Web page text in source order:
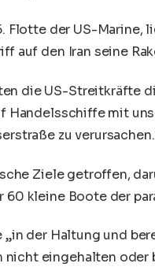
Flotte der US-
auf den Iran seine
die US-Streitkräfte
Handelsschiffe mit
zu
Ziele getroffen,
60 kleine Boote der
der Haltung und
nicht eingehalten